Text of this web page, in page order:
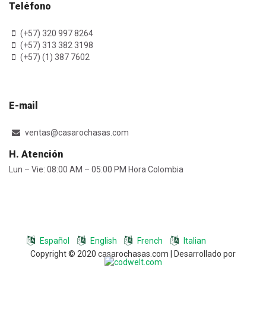
Teléfono
(+57) 320 997 8264
(+57) 313 382 3198
(+57) (1) 387 7602
E-mail
ventas@casarochasas.com
H. Atención
Lun – Vie: 08:00 AM – 05:00 PM Hora Colombia
Español English French
Italian
Copyright © 2020 casarochasas.com | Desarrollado por